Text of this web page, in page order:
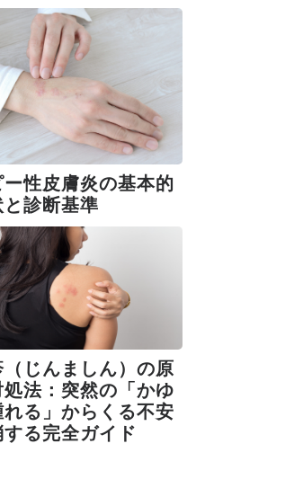
性皮膚炎の基本的
診断基準
じんましん）の原
法：突然の「かゆ
る」からくる不安
る完全ガイド